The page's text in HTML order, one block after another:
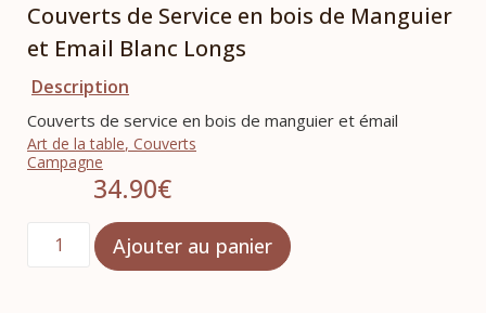
Couverts de Service en bois de Manguier
et Email Blanc Longs
Description
Couverts de service en bois de manguier et émail
Art de la table, Couverts
Campagne
34.90€
Ajouter au panier